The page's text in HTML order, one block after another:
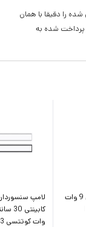
را دقیقا با همان
شده به
لامپ شارژی و سرپیچی 9 وات
لامپ
وات کوتتسی 89003